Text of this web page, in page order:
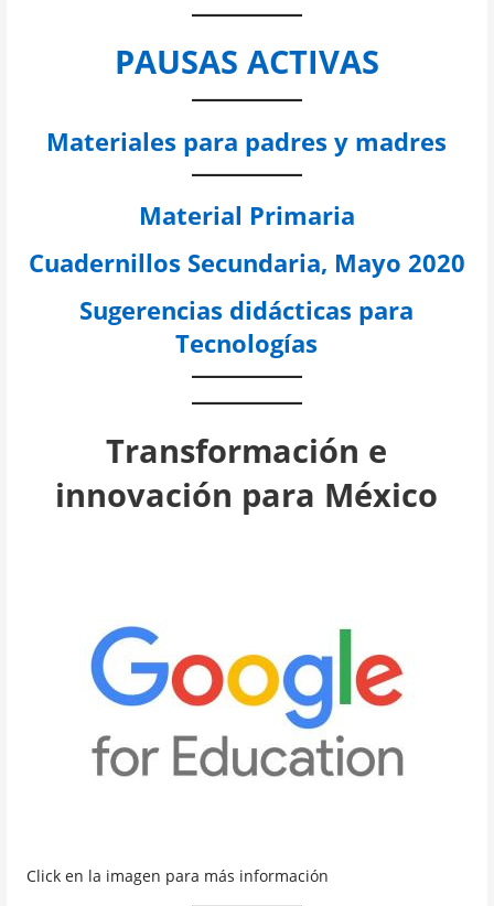
PAUSAS ACTIVAS
Materiales para padres y madres
Material Primaria
Cuadernillos Secundaria, Mayo 2020
Sugerencias didácticas para
Tecnologías
Transformación e
innovación para México
Click en la imagen para más información